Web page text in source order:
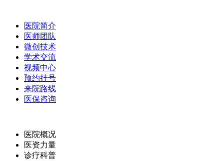
医院简介
医师团队
微创技术
学术交流
视频中心
预约挂号
来院路线
医保咨询
医院概况
医资力量
诊疗科普